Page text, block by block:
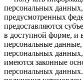
персональных
предусмотренных
предоставляются
в доступной форме, и
персональные
персональных
имеются законные
персональных